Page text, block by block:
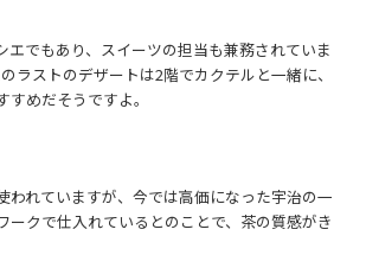
エでもあり、スイーツの担当も兼務されていま
ラストのデザートは2階でカクテルと一緒に、
すめだそうですよ。
われていますが、今では高価になった宇治の一
ークで仕入れているとのことで、茶の質感がき